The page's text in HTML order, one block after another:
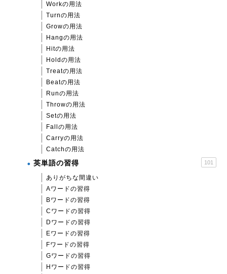
Workの用法
Turnの用法
Growの用法
Hangの用法
Hitの用法
Holdの用法
Treatの用法
Beatの用法
Runの用法
Throwの用法
Setの用法
Fallの用法
Carryの用法
Catchの用法
英単語の習得 101
ありがちな間違い
Aワードの習得
Bワードの習得
Cワードの習得
Dワードの習得
Eワードの習得
Fワードの習得
Gワードの習得
Hワードの習得